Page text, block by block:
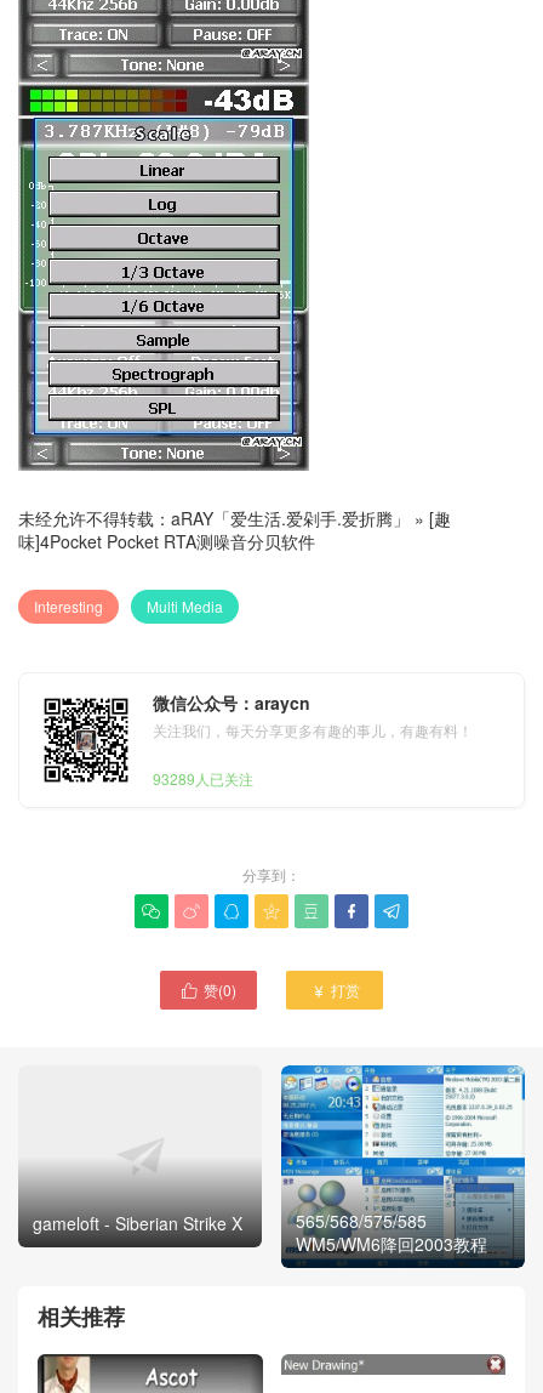
未经允许不得转载： aRAY「爱生活.爱剁手.爱折腾」 » [趣
味]4Pocket Pocket RTA测噪音分贝软件
Interesting Multi Media
微信公众号：araycn
关注我们，每天分享更多有趣的事儿，有趣有料！
93289人已关注
分享到：
      
 赞(0)  打赏
gameloft - Siberian Strike X
565/568/575/585
WM5/WM6降回2003教程
相关推荐